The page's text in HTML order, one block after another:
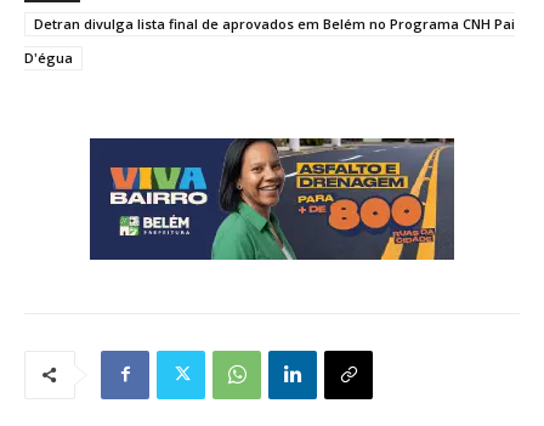
Detran divulga lista final de aprovados em Belém no Programa CNH Pai
D'égua